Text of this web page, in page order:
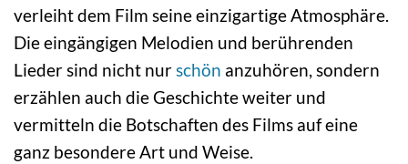
verleiht dem Film seine einzigartige Atmosphäre.
Die eingängigen Melodien und berührenden
Lieder sind nicht nurschön anzuhören, sondern
erzählen auch die Geschichte weiter und
vermitteln die Botschaften des Films auf eine
ganz besondere Art und Weise.